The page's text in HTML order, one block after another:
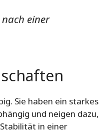
einer
Sie haben ein starkes
und neigen dazu,
in einer